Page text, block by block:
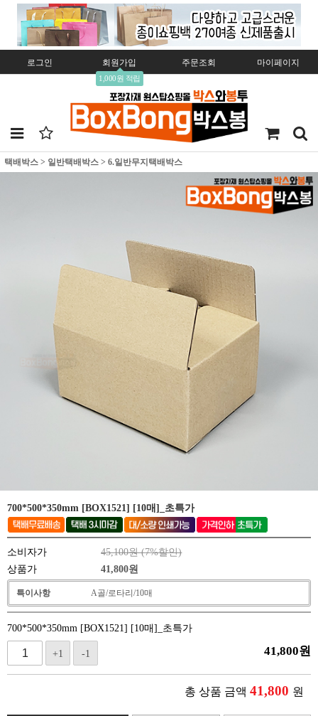
로그인 회원가입
1,000원 적립
주문조회 마이페이지
택배박스 > 일반택배박스 > 6.일반무지택배박스
700*500*350mm [BOX1521] [10매]_초특가
소비자가 45,100원 (7%할인)
상품가
41,800원
특이사항 A골/로타리/10매
700*500*350mm [BOX1521] [10매]_초특가
+1 -1 41,800원
총 상품 금액 41,800 원